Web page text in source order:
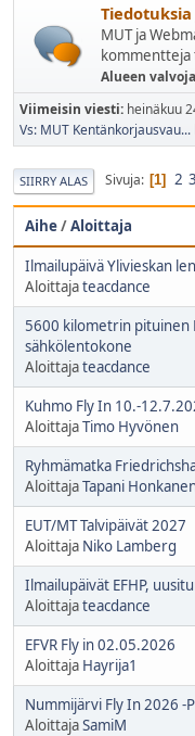
MUT ja
kommentteja
Alueen
Viimeisin viesti: heinäkuu
Vs: MUT Kentänkorjausvau...
SIIRRY ALAS Sivuja 1 2 3
Aihe/Aloittaja
Ilmailupäivä Ylivieskan
Aloittajateacdance
5600 kilometrin pituinen
sähkölentokone
Aloittajateacdance
Kuhmo Fly In 10.-
AloittajaTimo Hyvönen
Ryhmämatka
AloittajaTapani
EUT/MT Talvipäivät 2027
Aloittaja Niko Lamberg
Ilmailupäivät EFHP,
Aloittajateacdance
EFVR Fly in 02.05.2026
Aloittaja Hayrija1
Nummijärvi Fly In 2026 -
AloittajaSamiM